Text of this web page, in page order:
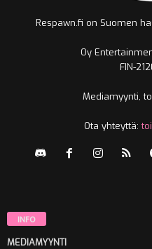
Respawn.fi on Suomen
Oy
FIN-
Mediamyynti,
Ota yhteyttä:
INFO
MEDIAMYYNTI